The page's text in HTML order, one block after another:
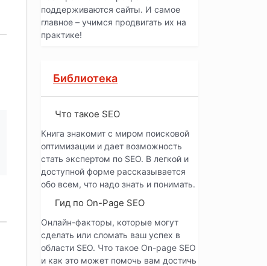
поддерживаются сайты. И самое
главное – учимся продвигать их на
практике!
Библиотека
Что такое SEO
Книга знакомит с миром поисковой
оптимизации и дает возможность
стать экспертом по SEO. В легкой и
доступной форме рассказывается
обо всем, что надо знать и понимать.
Гид по On-Page SEO
Онлайн-факторы, которые могут
сделать или сломать ваш успех в
области SEO. Что такое On-page SEO
и как это может помочь вам достичь